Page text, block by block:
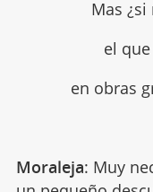
Mas
el
en obras
Moraleja: Muy